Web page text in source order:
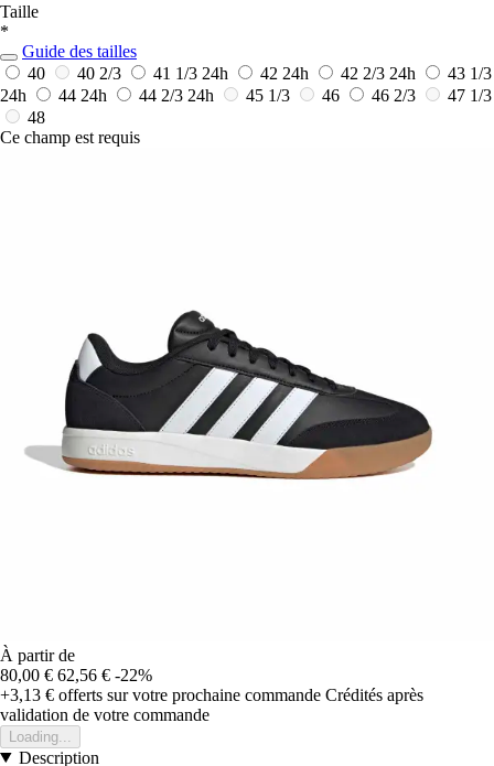
Taille
*
Guide des tailles
40
40 2/3 41 1/3 24h 42 24h 42 2/3 24h
43 1/3
24h
44 24h 44 2/3 24h 45 1/3 46 46 2/3
47 1/3
48
Ce champ est requis
À partir de
80,00 € 62,56 € -22%
+3,13 € offerts sur votre prochaine commande Crédités après
validation de votre commande
Loading...
Description